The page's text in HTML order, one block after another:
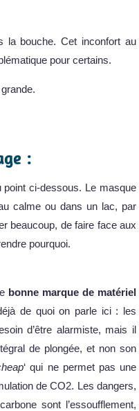
la bouche. Cet inconfort au
pour certains.
:
ci-dessous. Le masque
calme ou dans un lac, par
beaucoup, de faire face aux
pourquoi.
bonne marque de matériel
de quoi on parle ici : les
d’être alarmiste, mais il
de plongée, et non son
‘ qui ne permet pas une
de CO2. Les dangers,
sont l’essoufflement,